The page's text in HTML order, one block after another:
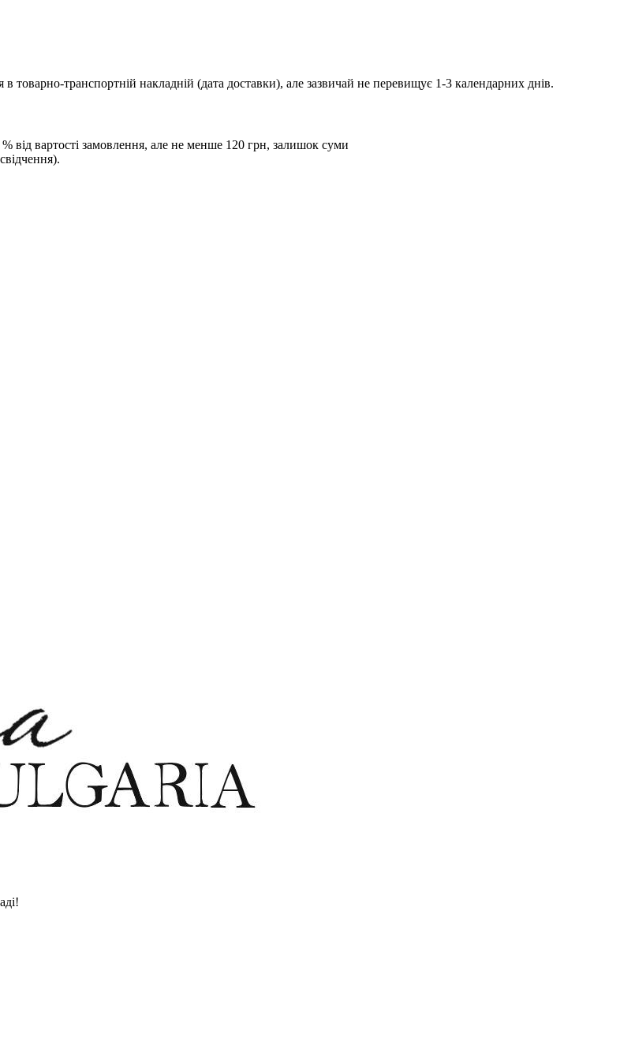
товарно-транспортній накладній (дата доставки), але зазвичай не перевищує 1-3 календарних днів.
від вартості замовлення, але не менше 120 грн, залишок суми